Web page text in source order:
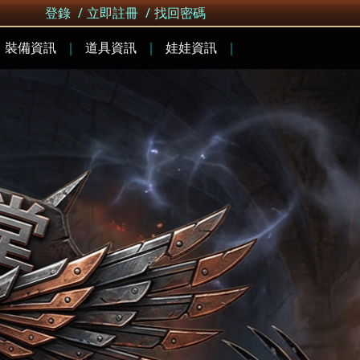
登錄 / 立即註冊 / 找回密碼